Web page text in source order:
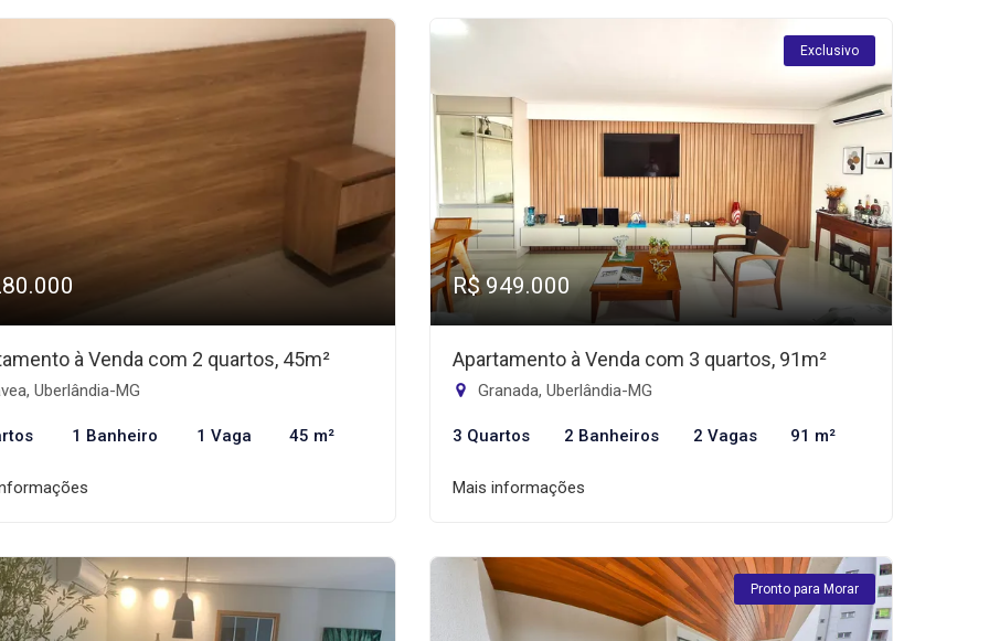
à Venda com 2 quartos, 45m²
Uberlândia-MG
1 Banheiro 1 Vaga 45 m²
Exclusivo
R$ 949.000
Apartamento à Venda com 3 quartos, 91m²
Granada, Uberlândia-MG
3 Quartos 2 Banheiros 2 Vagas 91 m²
Mais informações
Pronto para Morar